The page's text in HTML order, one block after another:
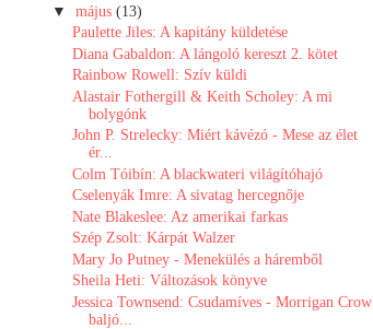
▼ május(13)
Paulette Jiles: A kapitány küldetése
Diana Gabaldon: A lángoló kereszt 2. kötet
Rainbow Rowell: Szív ​küldi
Alastair Fothergill & Keith Scholey: A mi
bolygónk
John P. Strelecky: Miért ​kávézó - Mese az élet
ér...
Colm Tóibín: A blackwateri világítóhajó
Cselenyák Imre: A sivatag hercegnője
Nate Blakeslee: Az amerikai farkas
Szép Zsolt: Kárpát Walzer
Mary Jo Putney - Menekülés a háremből
Sheila Heti: Változások könyve
Jessica Townsend: Csudamíves - Morrigan Crow
baljó...